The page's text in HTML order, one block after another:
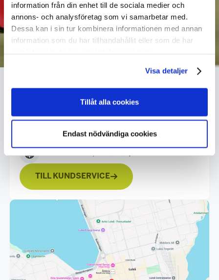
information från din enhet till de sociala medier och
annons- och analysföretag som vi samarbetar med.
Dessa kan i sin tur kombinera informationen med annan
information som du har tillhandahållit eller som de har
Visa detaljer
Tillåt alla cookies
Endast nödvändiga cookies
Kontakta oss
Skriv till oss
TILL KUNDSERVICE